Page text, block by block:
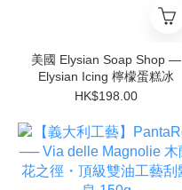
美國 Elysian Soap Shop —
Elysian Icing 檸檬蛋糕冰
HK$198.00